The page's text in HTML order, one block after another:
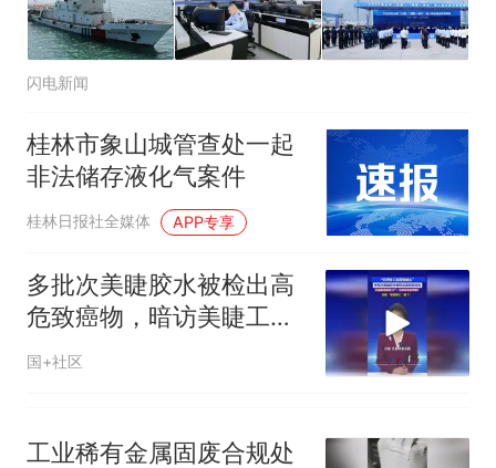
闪电新闻
桂林市象山城管查处一起
非法储存液化气案件
桂林日报社全媒体 APP专享
多批次美睫胶水被检出高
危致癌物，暗访美睫工
厂：为保黏性加甲醛？
国+社区
工业稀有金属固废合规处